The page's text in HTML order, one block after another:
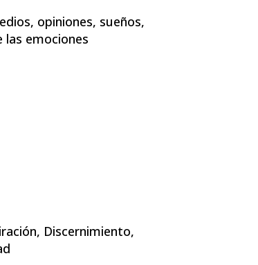
opiniones, sueños,
las emociones
Discernimiento,